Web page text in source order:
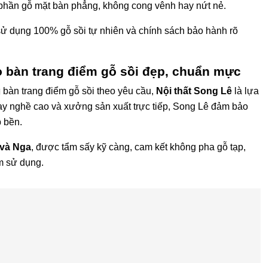
gỗ mặt bàn phẳng, không cong vênh hay nứt nẻ.
dụng 100% gỗ sồi tự nhiên và chính sách bảo hành rõ
trang điểm gỗ sồi đẹp, chuẩn mực
trang điểm gỗ sồi theo yêu cầu, Nội thất Song Lê là lựa
nghề cao và xưởng sản xuất trực tiếp, Song Lê đảm bảo
bền.
Nga, được tẩm sấy kỹ càng, cam kết không pha gỗ tạp,
sử dụng.